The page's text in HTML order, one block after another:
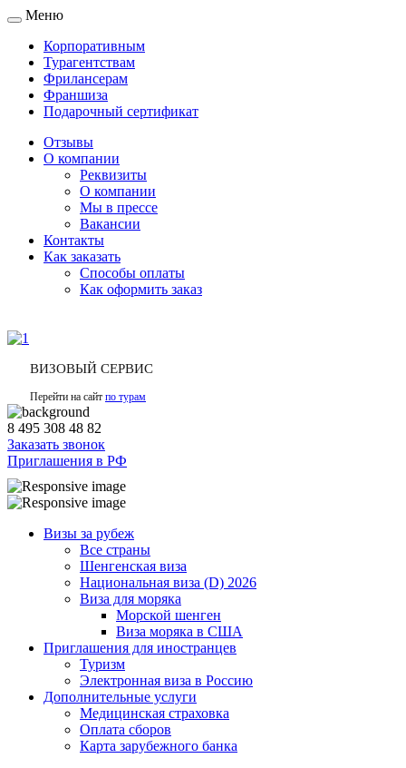
Toggle
navigation
Меню
Корпоративным
Турагентствам
Фрилансерам
Франшиза
Подарочный сертификат
Отзывы
О компании
Реквизиты
О компании
Мы в прессе
Вакансии
Контакты
Как заказать
Способы оплаты
Как оформить заказ
ВИЗОВЫЙ СЕРВИС
Перейти на сайт по турам
8 495 308 48 82
Заказать звонок
Приглашения в РФ
Визы за рубеж
Все страны
Шенгенская виза
Национальная виза (D) 2026
Виза для моряка
Морской шенген
Виза моряка в США
Приглашения для иностранцев
Туризм
Электронная виза в Россию
Дополнительные услуги
Медицинская страховка
Оплата сборов
Карта зарубежного банка